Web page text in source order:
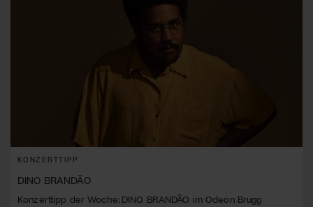
KONZERTTIPP
DINO BRANDÃO
Konzerttipp der Woche: DINO BRANDÃO im Odeon Brugg